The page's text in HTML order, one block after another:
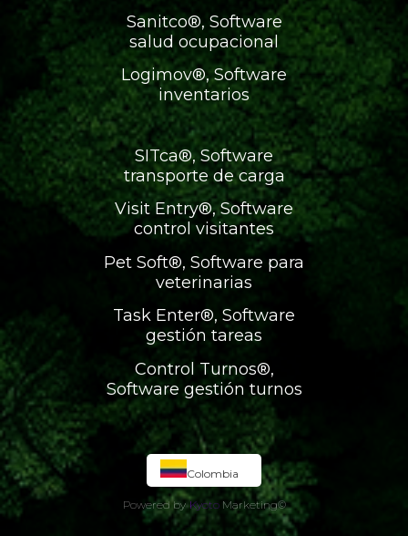
Sanitco®, Software
salud ocupacional
Logimov®, Software
inventarios
SITca®, Software
transporte de carga
Visit Entry®, Software
control visitantes
Pet Soft®, Software para
veterinarias
Task Enter®, Software
gestión tareas
Control Turnos®,
Software gestión turnos
Colombia
Powered by Kyoto Marketing©